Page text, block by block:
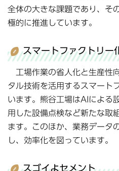
全体の大きな課題であり、そ
極的に推進しています。
スマートファクトリー
工場作業の省人化と生産性
タル技術を活用するスマート
います。熊谷工場はAIによる
用した設備点検など新たな取
ます。このほか、業務データ
し、効率化を図っています。
スゴイよセメント